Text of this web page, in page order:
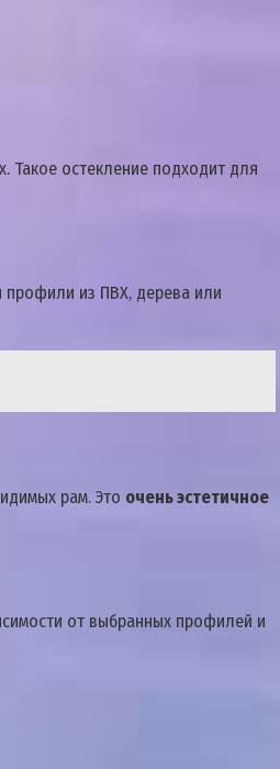
Такое остекление подходит для
профили из ПВХ‚ дерева или
рам. Это очень эстетичное
от выбранных профилей и